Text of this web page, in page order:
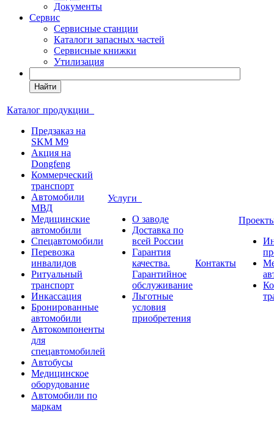
Документы
Сервис
Сервисные станции
Каталоги запасных частей
Сервисные книжки
Утилизация
Найти
Каталог продукции
Предзаказ на
SKM M9
Акция на
Dongfeng
Коммерческий
транспорт
Автомобили
МВД
Медицинские
автомобили
Спецавтомобили
Перевозка
инвалидов
Ритуальный
транспорт
Инкассация
Бронированные
автомобили
Автокомпоненты
для
спецавтомобилей
Автобусы
Медицинское
оборудование
Автомобили по
маркам
Услуги
О заводе
Доставка по
всей России
Гарантия
качества.
Гарантийное
обслуживание
Льготные
условия
приобретения
Контакты